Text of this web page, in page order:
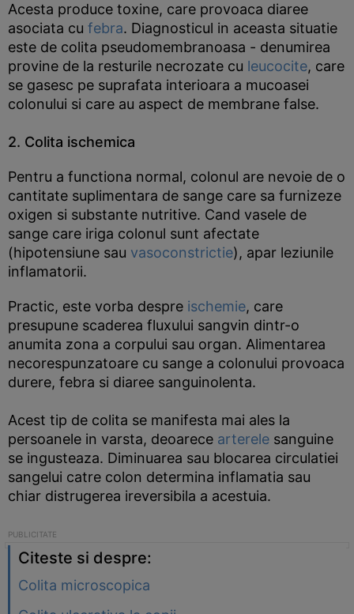
Acesta produce toxine, care provoaca diaree
asociata cu febra. Diagnosticul in aceasta situatie
este de colita pseudomembranoasa - denumirea
provine de la resturile necrozate cu leucocite, care
se gasesc pe suprafata interioara a mucoasei
colonului si care au aspect de membrane false.
2. Colita ischemica
Pentru a functiona normal, colonul are nevoie de o
cantitate suplimentara de sange care sa furnizeze
oxigen si substante nutritive. Cand vasele de
sange care iriga colonul sunt afectate
(hipotensiune sau vasoconstrictie), apar leziunile
inflamatorii.
Practic, este vorba despre ischemie, care
presupune scaderea fluxului sangvin dintr-o
anumita zona a corpului sau organ. Alimentarea
necorespunzatoare cu sange a colonului provoaca
durere, febra si diaree sanguinolenta.
Acest tip de colita se manifesta mai ales la
persoanele in varsta, deoarece arterele sanguine
se ingusteaza. Diminuarea sau blocarea circulatiei
sangelui catre colon determina inflamatia sau
chiar distrugerea ireversibila a acestuia.
Citeste si despre:
Colita microscopica